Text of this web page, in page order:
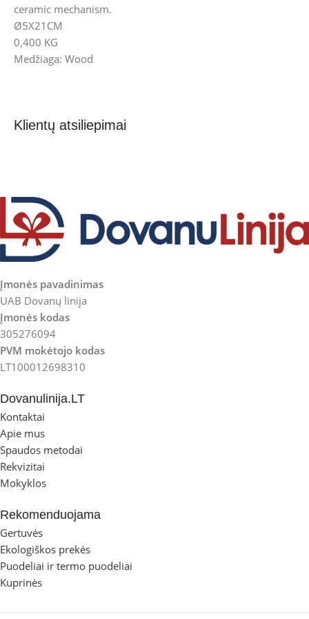
ceramic mechanism.
Ø5X21CM
0,400 KG
Medžiaga: Wood
Klientų atsiliepimai
Įmonės pavadinimas
UAB Dovanų linija
Įmonės kodas
305276094
PVM mokėtojo kodas
LT100012698310
Dovanulinija.LT
Kontaktai
Apie mus
Spaudos metodai
Rekvizitai
Mokyklos
Rekomenduojama
Gertuvės
Ekologiškos prekės
Puodeliai ir termo puodeliai
Kuprinės